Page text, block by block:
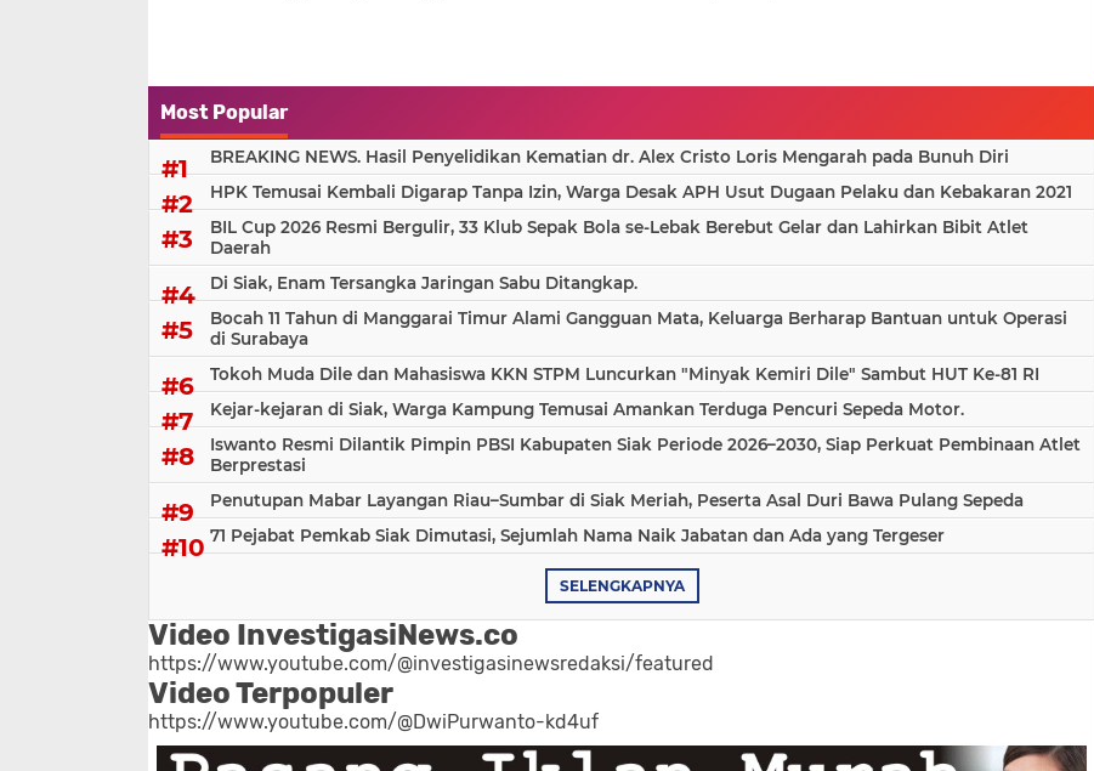
Most Popular
BREAKING NEWS. Hasil Penyelidikan Kematian dr. Alex Cristo Loris Mengarah pada Bunuh Diri
HPK Temusai Kembali Digarap Tanpa Izin, Warga Desak APH Usut Dugaan Pelaku dan Kebakaran 2021
BIL Cup 2026 Resmi Bergulir, 33 Klub Sepak Bola se-Lebak Berebut Gelar dan Lahirkan Bibit Atlet
Daerah
Di Siak, Enam Tersangka Jaringan Sabu Ditangkap.
Bocah 11 Tahun di Manggarai Timur Alami Gangguan Mata, Keluarga Berharap Bantuan untuk Operasi
di Surabaya
Tokoh Muda Dile dan Mahasiswa KKN STPM Luncurkan "Minyak Kemiri Dile" Sambut HUT Ke-81 RI
Kejar-kejaran di Siak, Warga Kampung Temusai Amankan Terduga Pencuri Sepeda Motor.
Iswanto Resmi Dilantik Pimpin PBSI Kabupaten Siak Periode 2026–2030, Siap Perkuat Pembinaan Atlet
Berprestasi
Penutupan Mabar Layangan Riau–Sumbar di Siak Meriah, Peserta Asal Duri Bawa Pulang Sepeda
71 Pejabat Pemkab Siak Dimutasi, Sejumlah Nama Naik Jabatan dan Ada yang Tergeser
SELENGKAPNYA
Video InvestigasiNews.co
https://www.youtube.com/@investigasinewsredaksi/featured
Video Terpopuler
https://www.youtube.com/@DwiPurwanto-kd4uf